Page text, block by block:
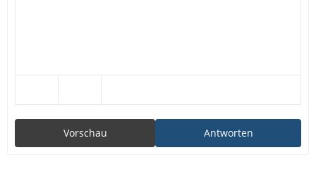
Antworten
Vorschau